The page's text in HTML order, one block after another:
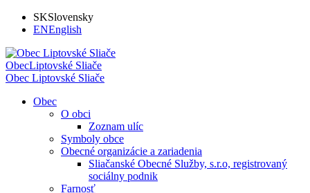
SKSlovensky
ENEnglish
ObecLiptovské Sliače
Obec Liptovské Sliače
Obec
O obci
Zoznam ulíc
Symboly obce
Obecné organizácie a zariadenia
Sliačanské Obecné Služby, s.r.o, registrovaný
sociálny podnik
Farnosť